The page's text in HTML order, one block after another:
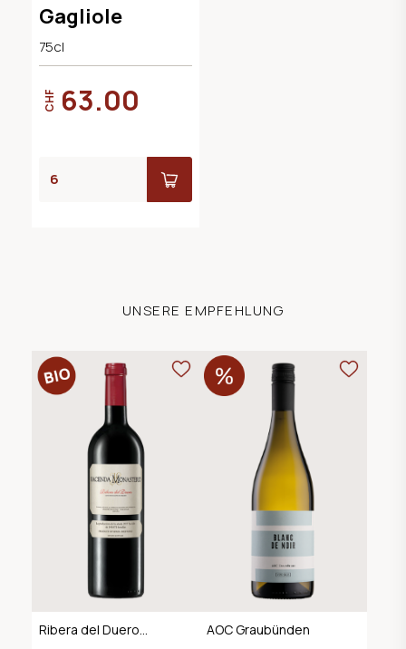
Gagliole
75cl
CHF 63.00
UNSERE EMPFEHLUNG
Ribera del Duero
AOC Graubünden